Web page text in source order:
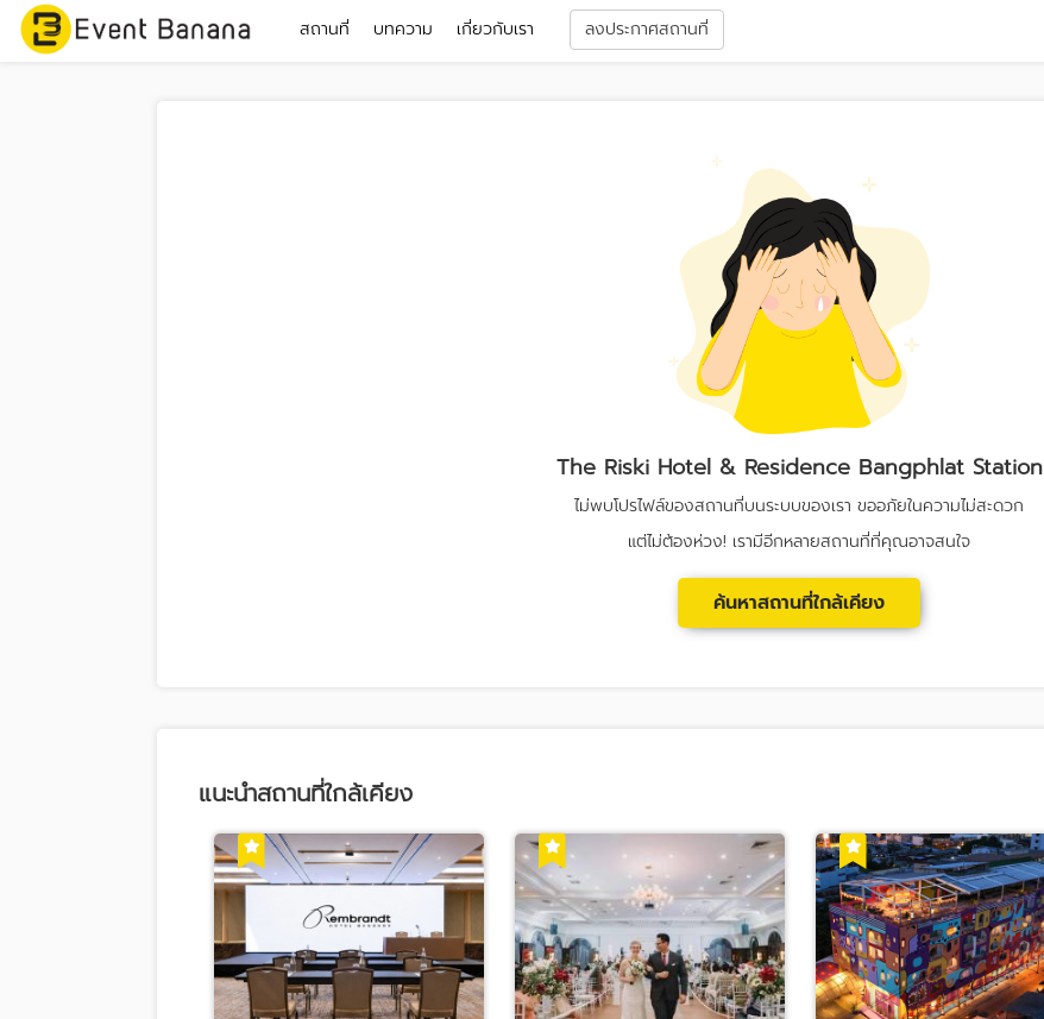
สถานที่ บทความ เกี่ยวกับเรา ลงประกาศสถานที่
The Riski Hotel & Residence Bangphlat Station
ไม่พบโปรไฟล์ของสถานที่บนระบบของเรา ขออภัยในความไม่สะดวก
แต่ไม่ต้องห่วง! เรามีอีกหลายสถานที่ที่คุณอาจสนใจ
ค้นหาสถานที่ใกล้เคียง
แนะนำสถานที่ใกล้เคียง